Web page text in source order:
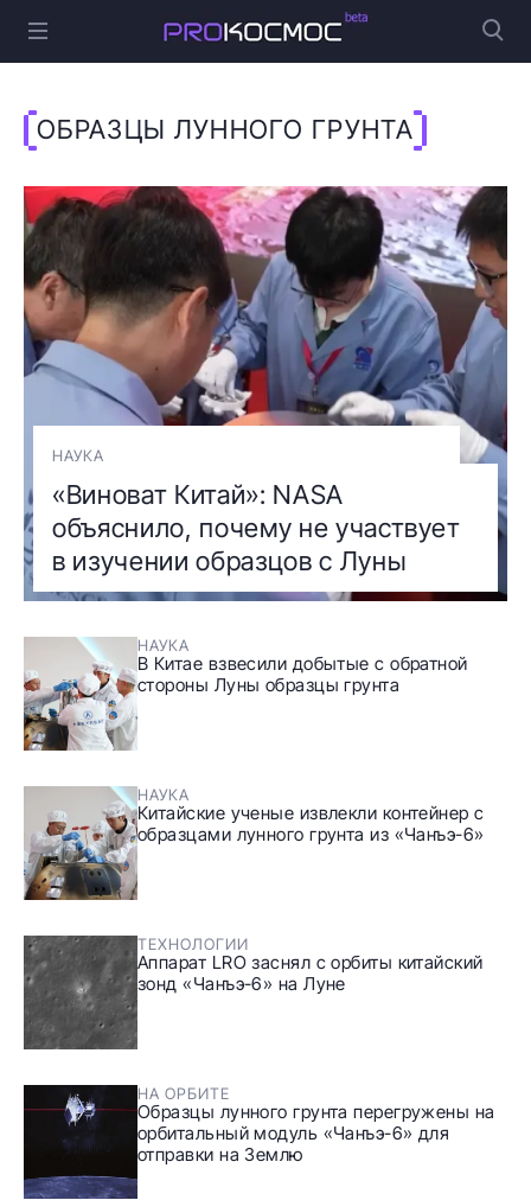
ОБРАЗЦЫ ЛУННОГО ГРУНТА
НАУКА
«Виноват Китай»: NASA
объяснило, почему не участвует
в изучении образцов с Луны
НАУКА
В Китае взвесили добытые с обратной
стороны Луны образцы грунта
НАУКА
Китайские ученые извлекли контейнер с
образцами лунного грунта из «Чанъэ-6»
ТЕХНОЛОГИИ
Аппарат LRO заснял с орбиты китайский
зонд «Чанъэ-6» на Луне
НА ОРБИТЕ
Образцы лунного грунта перегружены на
орбитальный модуль «Чанъэ-6» для
отправки на Землю